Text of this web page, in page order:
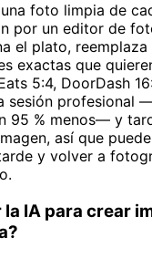
foto limpia de
por un editor de
el plato,
exactas que
5:4, DoorDash
sesión profesional
95 % menos— y
así que
y volver a
la IA para crear